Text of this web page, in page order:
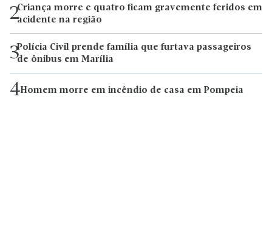
2Criança morre e quatro ficam gravemente feridos em
acidente na região
3Polícia Civil prende família que furtava passageiros
de ônibus em Marília
4Homem morre em incêndio de casa em Pompeia